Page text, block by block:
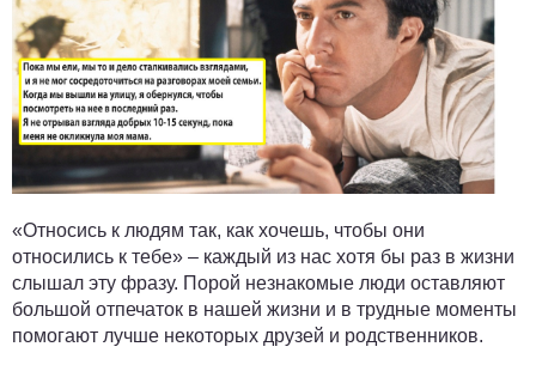
«Относись к людям так, как хочешь, чтобы они
относились к тебе» – каждый из нас хотя бы раз в жизни
слышал эту фразу. Порой незнакомые люди оставляют
большой отпечаток в нашей жизни и в трудные моменты
помогают лучше некоторых друзей и родственников.